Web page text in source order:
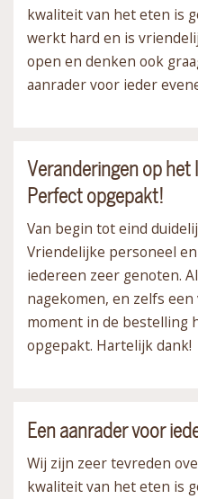
kwaliteit van het eten is
werkt hard en is
open en denken ook
aanrader voor ieder
Veranderingen op
Perfect opgepakt!
Van begin tot eind
Vriendelijke personeel
iedereen zeer genoten.
nagekomen, en zelfs
moment in de bestelling
opgepakt. Hartelijk dank!
Een aanrader voor
Wij zijn zeer tevreden
kwaliteit van het eten is